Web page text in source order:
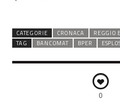
CATEGORIE CRONACA
REGGIO
TAG
BANCOMAT BPER
0